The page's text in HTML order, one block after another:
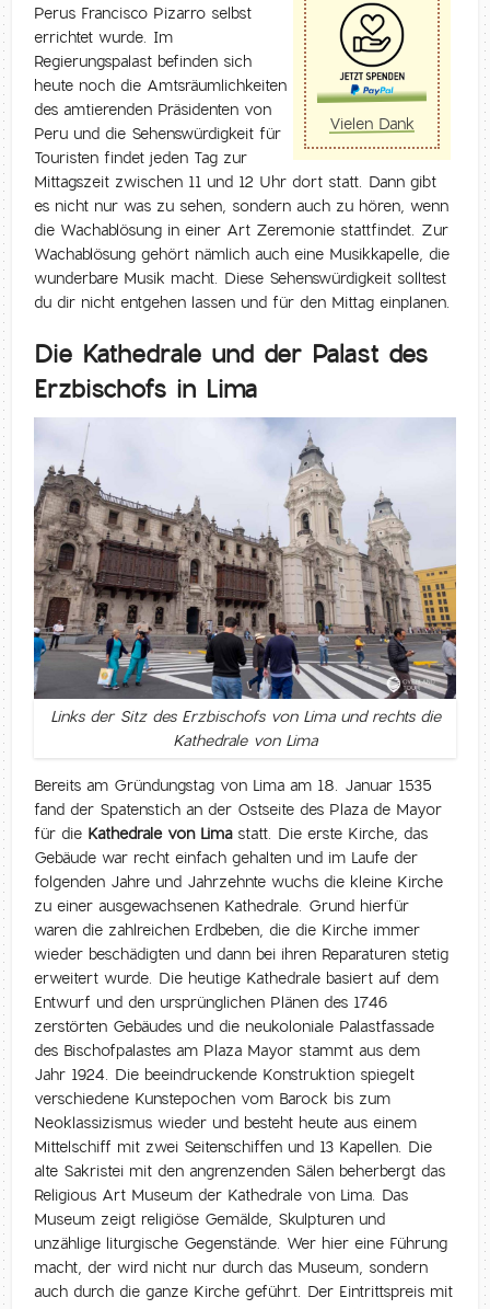
Vielen Dank
Perus Francisco Pizarro selbst
errichtet wurde. Im
Regierungspalast befinden sich
heute noch die Amtsräumlichkeiten
des amtierenden Präsidenten von
Peru und die Sehenswürdigkeit für
Touristen findet jeden Tag zur
Mittagszeit zwischen 11 und 12 Uhr dort statt. Dann gibt
es nicht nur was zu sehen, sondern auch zu hören, wenn
die Wachablösung in einer Art Zeremonie stattfindet. Zur
Wachablösung gehört nämlich auch eine Musikkapelle, die
wunderbare Musik macht. Diese Sehenswürdigkeit solltest
du dir nicht entgehen lassen und für den Mittag einplanen.
Die Kathedrale und der Palast des
Erzbischofs in Lima
Links der Sitz des Erzbischofs von Lima und rechts die
Kathedrale von Lima
Bereits am Gründungstag von Lima am 18. Januar 1535
fand der Spatenstich an der Ostseite des Plaza de Mayor
für die Kathedrale von Limastatt. Die erste Kirche, das
Gebäude war recht einfach gehalten und im Laufe der
folgenden Jahre und Jahrzehnte wuchs die kleine Kirche
zu einer ausgewachsenen Kathedrale. Grund hierfür
waren die zahlreichen Erdbeben, die die Kirche immer
wieder beschädigten und dann bei ihren Reparaturen stetig
erweitert wurde. Die heutige Kathedrale basiert auf dem
Entwurf und den ursprünglichen Plänen des 1746
zerstörten Gebäudes und die neukoloniale Palastfassade
des Bischofpalastes am Plaza Mayor stammt aus dem
Jahr 1924. Die beeindruckende Konstruktion spiegelt
verschiedene Kunstepochen vom Barock bis zum
Neoklassizismus wieder und besteht heute aus einem
Mittelschiff mit zwei Seitenschiffen und 13 Kapellen. Die
alte Sakristei mit den angrenzenden Sälen beherbergt das
Religious Art Museum der Kathedrale von Lima. Das
Museum zeigt religiöse Gemälde, Skulpturen und
unzählige liturgische Gegenstände. Wer hier eine Führung
macht, der wird nicht nur durch das Museum, sondern
auch durch die ganze Kirche geführt. Der Eintrittspreis mit